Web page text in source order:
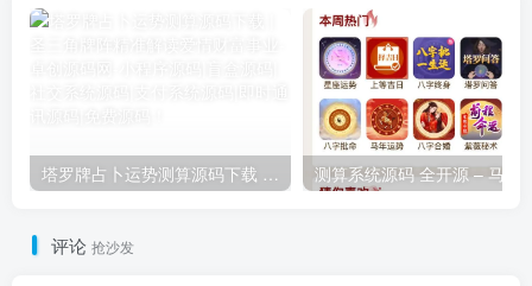
塔罗牌占卜运势测算源码下载 | 圣三角牌阵精准解读爱情财富事业
评论 抢沙发